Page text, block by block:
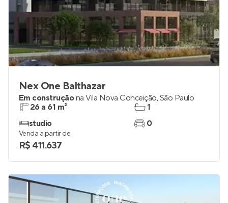
Nex One Balthazar
Em construçãona Vila Nova Conceição,São Paulo
26 a 61 m²
studio
1
0
Venda a partir de
R$ 411.637